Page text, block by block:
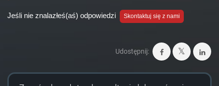
Jeśli nie znalazłeś(aś) odpowiedzi Skontaktuj się z nami
Udostępnij: